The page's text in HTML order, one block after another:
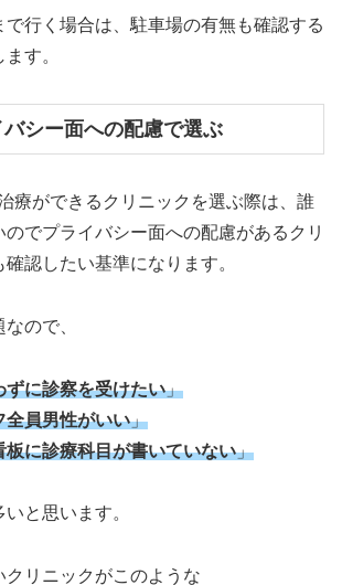
行く場合は、駐車場の有無も確認する
す。
シー面への配慮で選ぶ
療ができるクリニックを選ぶ際は、誰
でプライバシー面への配慮があるクリ
認したい基準になります。
ので、
ずに診察を受けたい」
全員男性がいい」
板に診療科目が書いていない」
と思います。
クリニックがこのような